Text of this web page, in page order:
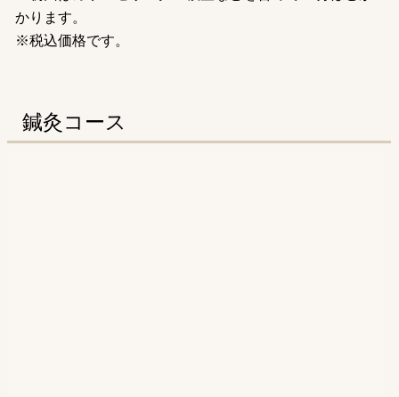
かります。
※税込価格です。
鍼灸コース